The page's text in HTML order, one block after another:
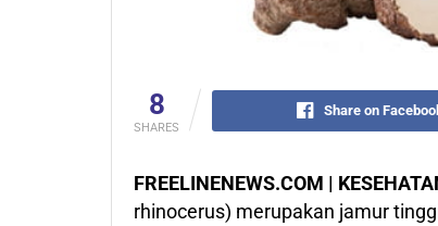
8
SHARES
Share on
FREELINENEWS.COM |
rhinocerus) merupakan jamur